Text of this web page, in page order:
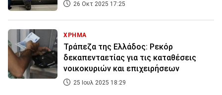
26 Οκτ 2025 17:25
ΧΡΗΜΑ
Τράπεζα της Ελλάδος: Ρεκόρ
δεκαπενταετίας για τις καταθέσεις
νοικοκυριών και επιχειρήσεων
25 Ιουλ 2025 18:29